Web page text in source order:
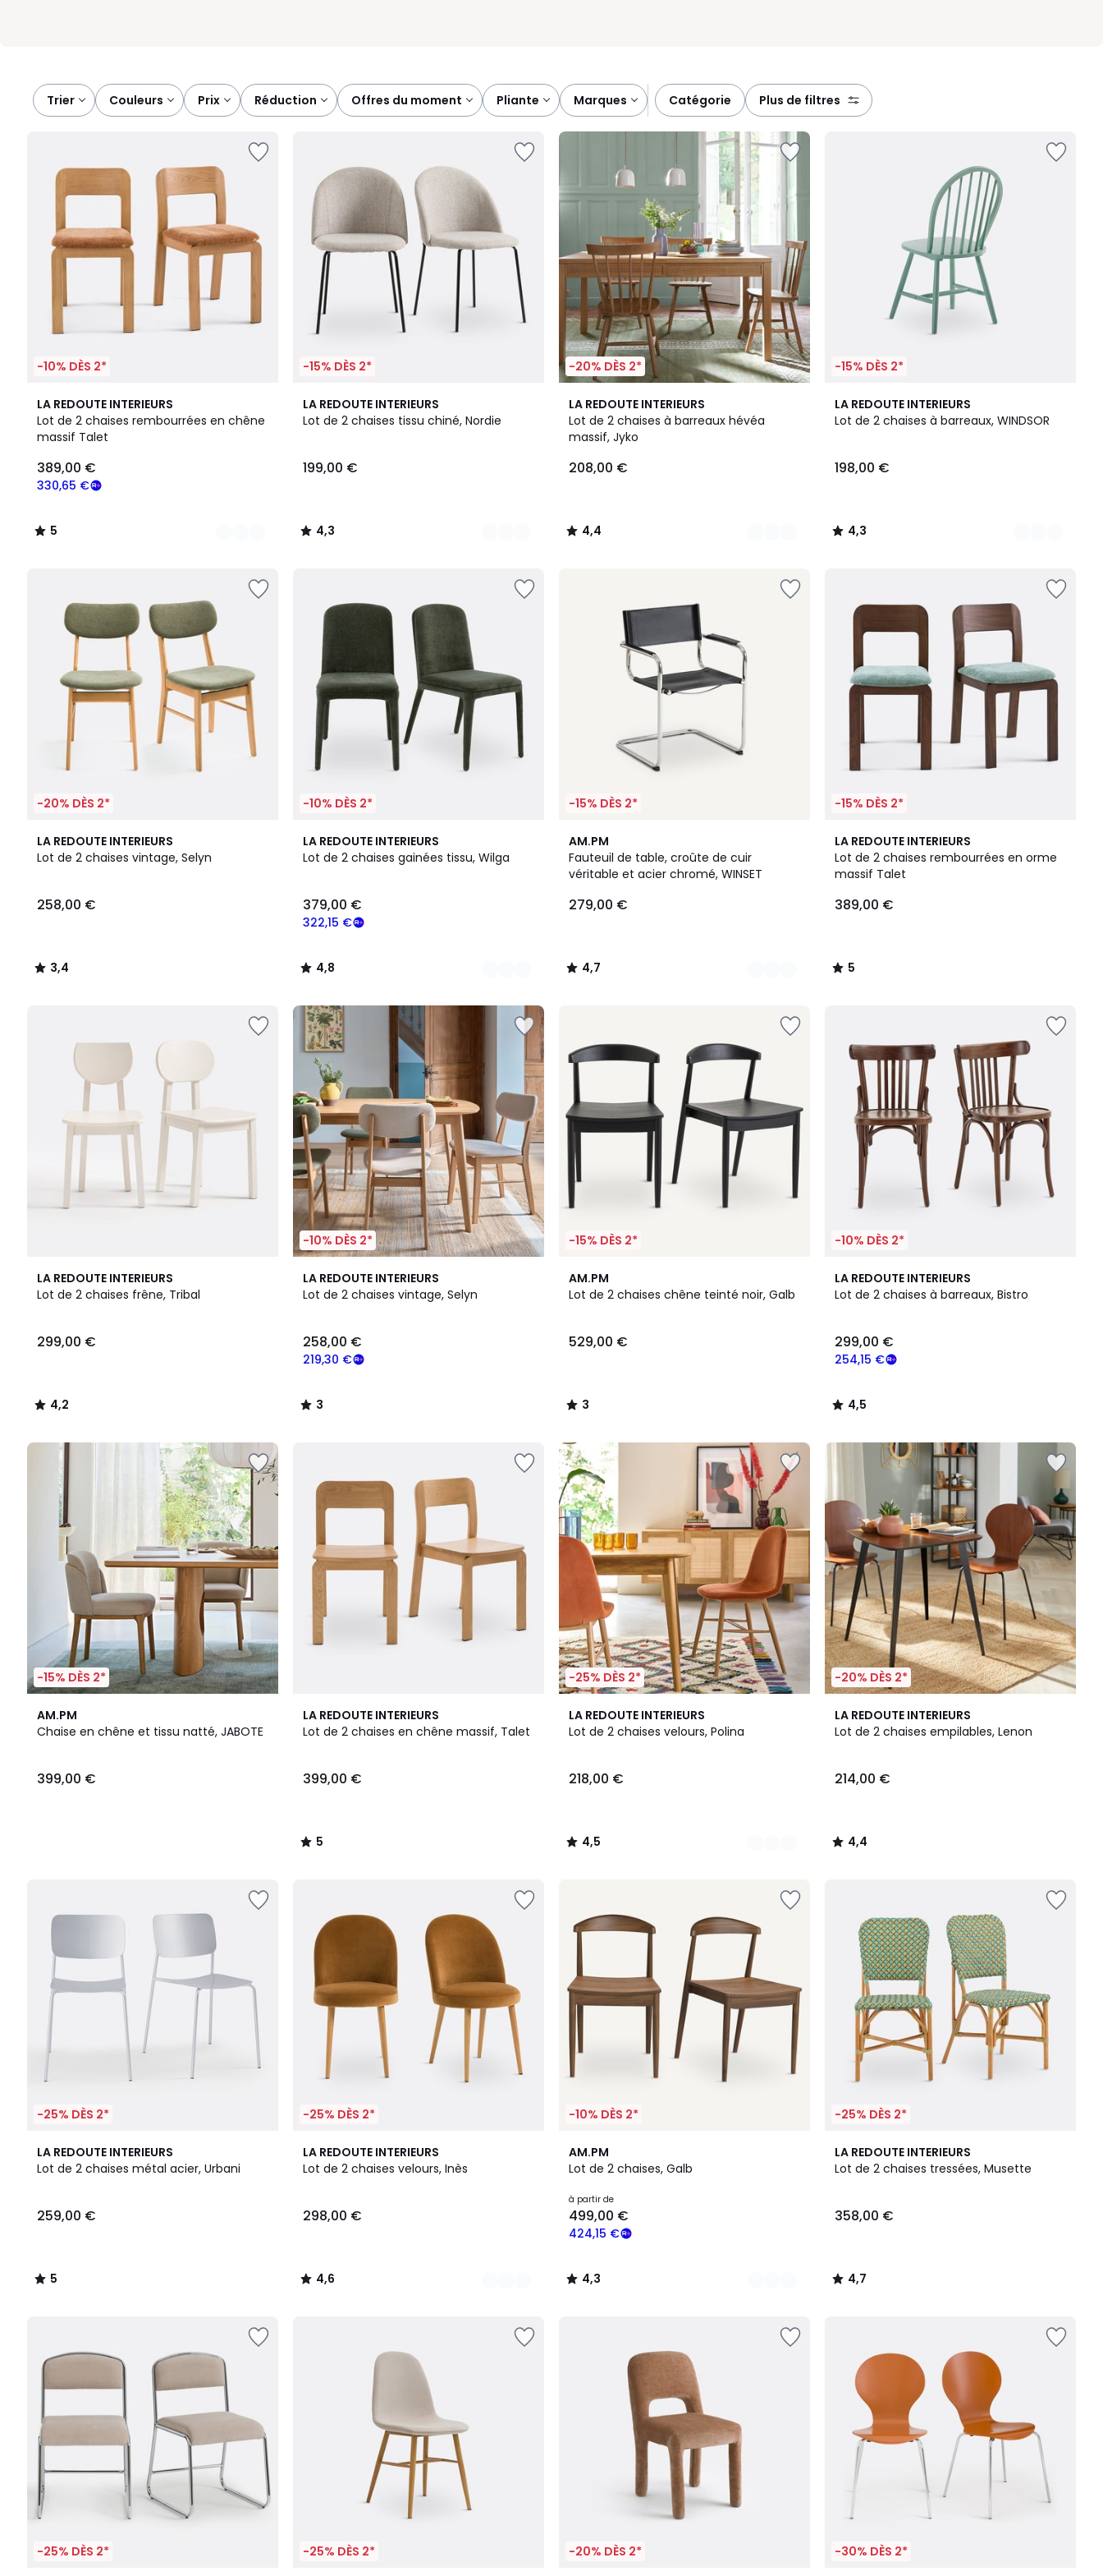
Trier couleurs prix réduction offres du moment pliante marques catégorie plus de filtres
-10% DÈS 2*
LA REDOUTE INTERIEURS
Lot de 2 chaises rembourrées en chêne
massif Talet
€
souscrivez
programme
place
330,65
330,65 €
389,00 €
5
/
5
2
Couleurs
5
/
-15% DÈS 2*
LA REDOUTE INTERIEURS
Lot de 2 chaises tissu chiné, Nordie
199,00 €
4,3
/ 5
3
Couleurs
4,3
/
-20% DÈS 2*
LA REDOUTE INTERIEURS
Lot de 2 chaises à barreaux hévéa
massif, Jyko
208,00 €
4,4
/ 5
3
Couleurs
4,4
/
-15% DÈS 2*
LA REDOUTE INTERIEURS
Lot de 2 chaises à barreaux, WINDSOR
198,00 €
4,3
/ 5
4
Couleurs
4,3
/
-20% DÈS 2*
LA REDOUTE INTERIEURS
Lot de 2 chaises vintage, Selyn
258,00 €
3,4
/ 5
3,4
/
-10% DÈS 2*
LA REDOUTE INTERIEURS
Lot de 2 chaises gainées tissu, Wilga
322,15 €
379,00 €
4,8
/ 5
3
Couleurs
4,8
/
-15% DÈS 2*
AM.PM
Fauteuil de table, croûte de cuir
véritable et acier chromé, WINSET
279,00 €
4,7
/ 5
3
Couleurs
4,7
/
-15% DÈS 2*
LA REDOUTE INTERIEURS
Lot de 2 chaises rembourrées en orme
massif Talet
389,00 €
5
/
5
5
/
LA REDOUTE INTERIEURS
Lot de 2 chaises frêne, Tribal
299,00 €
4,2
/ 5
4,2
/
-10% DÈS 2*
LA REDOUTE INTERIEURS
Lot de 2 chaises vintage, Selyn
219,30 €
258,00 €
3
/
3
/
-15% DÈS 2*
AM.PM
Lot de 2 chaises chêne teinté noir, Galb
529,00 €
3
/
3
/
-10% DÈS 2*
LA REDOUTE INTERIEURS
Lot de 2 chaises à barreaux, Bistro
254,15 €
299,00 €
4,5
/ 5
4,5
/
-15% DÈS 2*
AM.PM
Chaise en chêne et tissu natté, JABOTE
399,00 €
LA REDOUTE INTERIEURS
Lot de 2 chaises en chêne massif, Talet
399,00 €
5
/
5
/
-25% DÈS 2*
LA REDOUTE INTERIEURS
Lot de 2 chaises velours, Polina
218,00 €
4,5
/ 5
3
Couleurs
4,5
/
-20% DÈS 2*
LA REDOUTE INTERIEURS
Lot de 2 chaises empilables, Lenon
214,00 €
4,4
/ 5
4,4
/
-25% DÈS 2*
LA REDOUTE INTERIEURS
Lot de 2 chaises métal acier, Urbani
259,00 €
5
/
5
/
-25% DÈS 2*
LA REDOUTE INTERIEURS
Lot de 2 chaises velours, Inès
298,00 €
4,6
/ 5
3
Couleurs
4,6
/
-10% DÈS 2*
AM.PM
Lot de 2 chaises, Galb
à partir de
424,15 €
499,00 €
4,3
/ 5
2
Couleurs
4,3
/
-25% DÈS 2*
LA REDOUTE INTERIEURS
Lot de 2 chaises tressées, Musette
358,00 €
4,7
/ 5
4,7
/
-25% DÈS 2* -25% DÈS 2* -20% DÈS 2* -30% DÈS 2*